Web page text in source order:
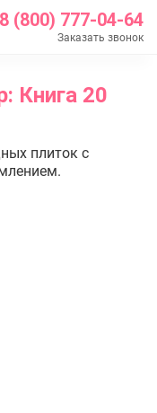
8 (800) 777-04-64
Заказать звонок
Книга 20
20
плиток с